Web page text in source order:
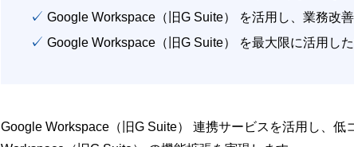
✓ Google Workspace（旧G Suite） を活用し、業務改
✓ Google Workspace（旧G Suite） を最大限に活用した
Google Workspace（旧G Suite） 連携サービスを活用し、低